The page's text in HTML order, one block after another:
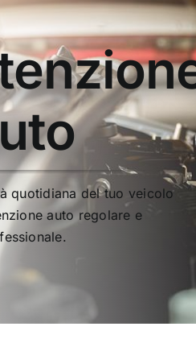
quotidiana del tuo veicolo
auto regolare e